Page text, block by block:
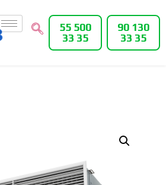
55 500
33 35
90 130
33 35